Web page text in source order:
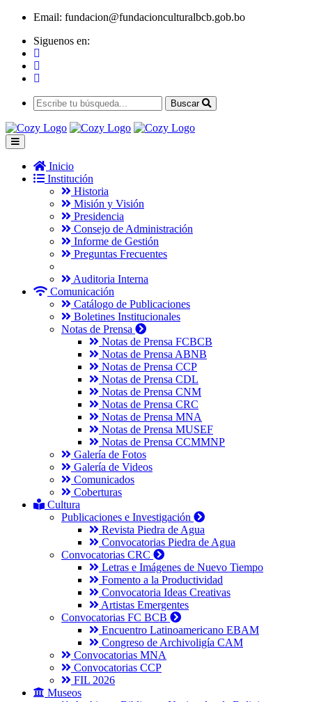
Email: fundacion@fundacionculturalbcb.gob.bo
Siguenos en:
Buscar
Inicio
Institución
Historia
Misión y Visión
Presidencia
Consejo de Administración
Informe de Gestión
Preguntas Frecuentes
Auditoria Interna
Comunicación
Catálogo de Publicaciones
Boletines Institucionales
Notas de Prensa
Notas de Prensa FCBCB
Notas de Prensa ABNB
Notas de Prensa CCP
Notas de Prensa CDL
Notas de Prensa CNM
Notas de Prensa CRC
Notas de Prensa MNA
Notas de Prensa MUSEF
Notas de Prensa CCMMNP
Galería de Fotos
Galería de Videos
Comunicados
Coberturas
Cultura
Publicaciones e Investigación
Revista Piedra de Agua
Convocatorias Piedra de Agua
Convocatorias CRC
Letras e Imágenes de Nuevo Tiempo
Fomento a la Productividad
Convocatoria Ideas Creativas
Artistas Emergentes
Convocatorias FC BCB
Encuentro Latinoamericano EBAM
Congreso de Archivoligía CAM
Convocatorias MNA
Convocatorias CCP
FIL 2026
Museos